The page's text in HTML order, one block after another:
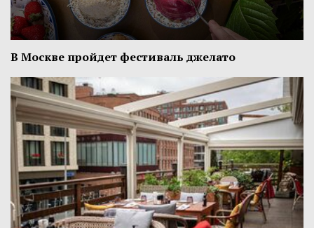
В Москве пройдет фестиваль джелато